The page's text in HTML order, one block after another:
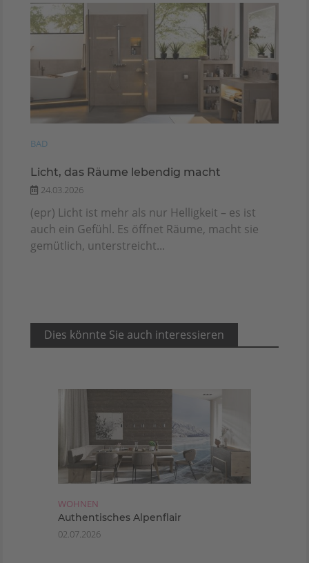
BAD
Licht, das Räume lebendig macht
24.03.2026
(epr) Licht ist mehr als nur Helligkeit – es ist
auch ein Gefühl. Es öffnet Räume, macht sie
gemütlich, unterstreicht...
Dies könnte Sie auch interessieren
WOHNEN
Authentisches Alpenflair
02.07.2026